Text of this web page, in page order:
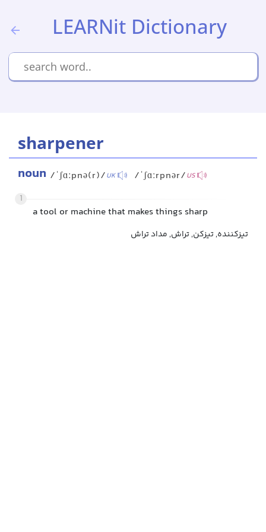
LEARNit Dictionary
sharpener
noun /ˈʃɑːpnə(r)/UK /ˈʃɑːrpnər/US
1
a tool or machine that makes things sharp
تیزکننده, تیزکن, تراش, مداد تراش